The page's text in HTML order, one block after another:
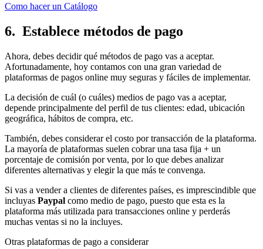
Como hacer un Catálogo
6. Establece métodos de pago
Ahora, debes decidir qué métodos de pago vas a aceptar.
Afortunadamente, hoy contamos con una gran variedad de
plataformas de pagos online muy seguras y fáciles de implementar.
La decisión de cuál (o cuáles) medios de pago vas a aceptar,
depende principalmente del perfil de tus clientes: edad, ubicación
geográfica, hábitos de compra, etc.
También, debes considerar el costo por transacción de la plataforma.
La mayoría de plataformas suelen cobrar una tasa fija + un
porcentaje de comisión por venta, por lo que debes analizar
diferentes alternativas y elegir la que más te convenga.
Si vas a vender a clientes de diferentes países, es imprescindible que
incluyas Paypal como medio de pago, puesto que esta es la
plataforma más utilizada para transacciones online y perderás
muchas ventas si no la incluyes.
Otras plataformas de pago a considerar